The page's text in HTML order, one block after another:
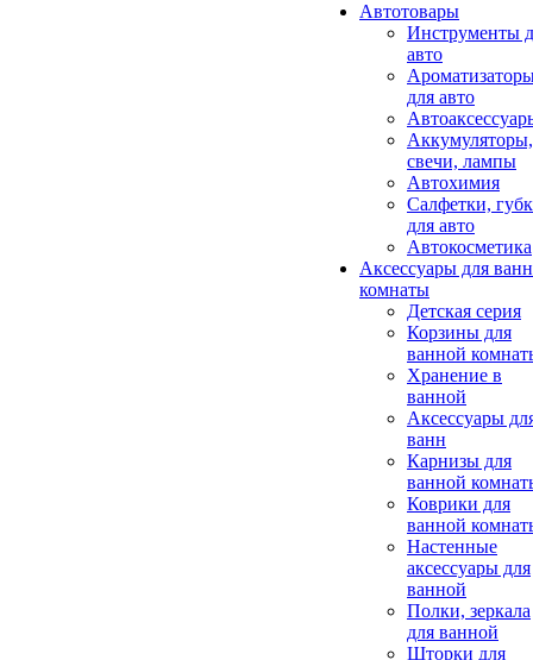
Автотовары
Инструменты
авто
для авто
Аккумуляторы,
свечи, лампы
Автохимия
Салфетки,
для авто
Автокосметика
Аксессуары для
комнаты
Детская серия
Корзины для
ванной
Хранение в
ванной
Аксессуары
ванн
Карнизы для
ванной
Коврики для
ванной
Настенные
аксессуары для
ванной
Полки, зеркала
для ванной
Шторки для